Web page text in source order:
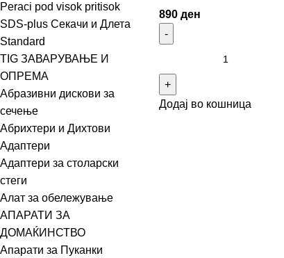
Peraci pod visok pritisok
SDS-plus Секачи и Длета
Standard
TIG ЗАВАРУВАЊЕ И
ОПРЕМА
Абразивни дискови за
сечење
Абрихтери и Дихтови
Адаптери
Адаптери за столарски
стеги
Алат за обележување
АПАРАТИ ЗА
ДОМАЌИНСТВО
Апарати за Пуканки
890 ден
Додај во кошница